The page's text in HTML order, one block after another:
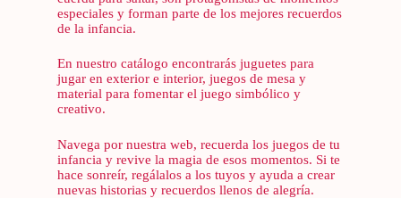
especiales y forman parte de los mejores recuerdos
de la infancia.
En nuestro catálogo encontrarás juguetes para
jugar en exterior e interior, juegos de mesa y
material para fomentar el juego simbólico y
creativo.
Navega por nuestra web, recuerda los juegos de tu
infancia y revive la magia de esos momentos. Si te
hace sonreír, regálalos a los tuyos y ayuda a crear
nuevas historias y recuerdos llenos de alegría.